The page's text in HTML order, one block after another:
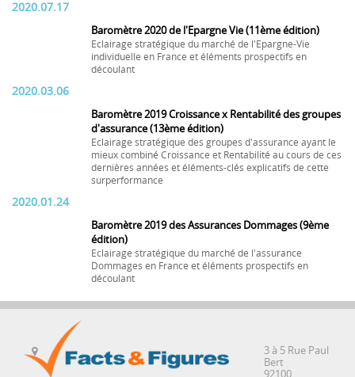
2020.07.17
Baromètre 2020 de l'Epargne Vie (11ème édition)
Eclairage stratégique du marché de l'Epargne-Vie
individuelle en France et éléments prospectifs en
découlant
2020.03.06
Baromètre 2019 Croissance x Rentabilité des groupes
d'assurance (13ème édition)
Eclairage stratégique des groupes d'assurance ayant le
mieux combiné Croissance et Rentabilité au cours de ces
dernières années et éléments-clés explicatifs de cette
surperformance
2020.01.24
Baromètre 2019 des Assurances Dommages (9ème
édition)
Eclairage stratégique du marché de l'assurance
Dommages en France et éléments prospectifs en
découlant
3 à 5 Rue Paul
Bert
92100